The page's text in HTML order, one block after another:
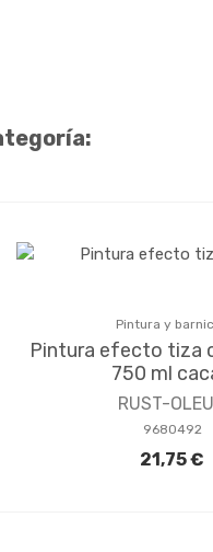
Pintura y
Pintura efecto tiza
750 ml
RUST-
9680492
21,75 €